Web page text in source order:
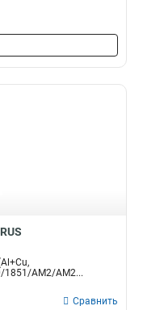
AM2/AM2...
Сравнить